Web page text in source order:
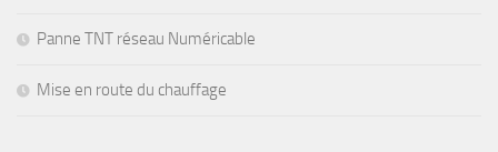
Panne TNT réseau Numéricable
Mise en route du chauffage